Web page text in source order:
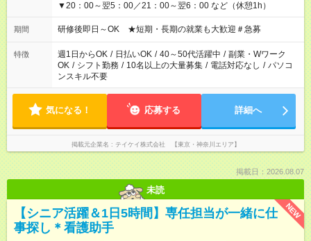
▼20：00～翌5：00／21：00～翌6：00 など（休憩1h）
期間 研修後即日～OK ★短期・長期の就業も大歓迎＃急募
特徴 週1日からOK / 日払いOK / 40～50代活躍中 / 副業・Wワーク
OK / シフト勤務 / 10名以上の大量募集 / 電話対応なし / パソコ
ンスキル不要
気になる！ 応募する 詳細へ
掲載元企業名 テイケイ株式会社 【東京・神奈川エリア】
掲載日：2026.08.07
未読
NEW
【シニア活躍＆1日5時間】専任担当が一緒に仕
事探し＊看護助手